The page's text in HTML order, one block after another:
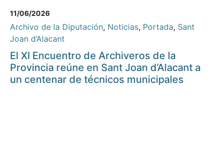
11/06/2026
Archivo de la Diputación, Noticias, Portada, Sant
Joan d’Alacant
El XI Encuentro de Archiveros de la
Provincia reúne en Sant Joan d’Alacant a
un centenar de técnicos municipales